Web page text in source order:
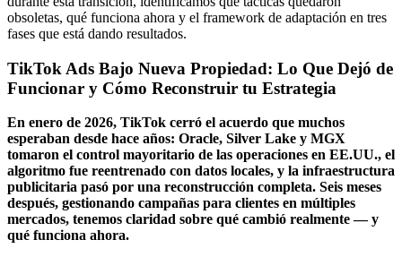
obsoletas, qué funciona ahora y el framework de adaptación en tres
fases que está dando resultados.
TikTok Ads Bajo Nueva Propiedad: Lo Que Dejó de
Funcionar y Cómo Reconstruir tu Estrategia
En enero de 2026, TikTok cerró el acuerdo que muchos
esperaban desde hace años: Oracle, Silver Lake y MGX
tomaron el control mayoritario de las operaciones en EE.UU., el
algoritmo fue reentrenado con datos locales, y la infraestructura
publicitaria pasó por una reconstrucción completa. Seis meses
después, gestionando campañas para clientes en múltiples
mercados, tenemos claridad sobre qué cambió realmente — y
qué funciona ahora.